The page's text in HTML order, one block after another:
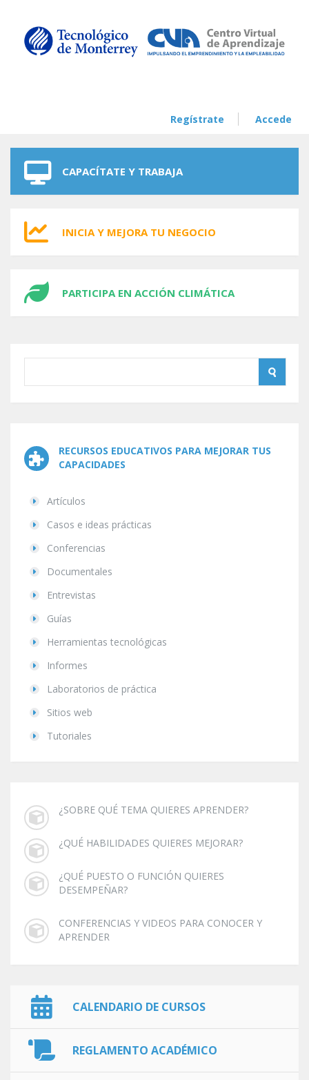
Regístrate Accede
CAPACÍTATE Y TRABAJA
INICIA Y MEJORA TU NEGOCIO
PARTICIPA EN ACCIÓN CLIMÁTICA
RECURSOS EDUCATIVOS PARA MEJORAR TUS
CAPACIDADES
Artículos
Casos e ideas prácticas
Conferencias
Documentales
Entrevistas
Guías
Herramientas tecnológicas
Informes
Laboratorios de práctica
Sitios web
Tutoriales
¿SOBRE QUÉ TEMA QUIERES APRENDER?
¿QUÉ HABILIDADES QUIERES MEJORAR?
¿QUÉ PUESTO O FUNCIÓN QUIERES
DESEMPEÑAR?
CONFERENCIAS Y VIDEOS PARA CONOCER Y
APRENDER
CALENDARIO DE CURSOS
REGLAMENTO ACADÉMICO